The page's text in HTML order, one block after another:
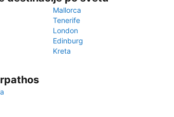
Mallorca
Tenerife
London
Edinburg
Kreta